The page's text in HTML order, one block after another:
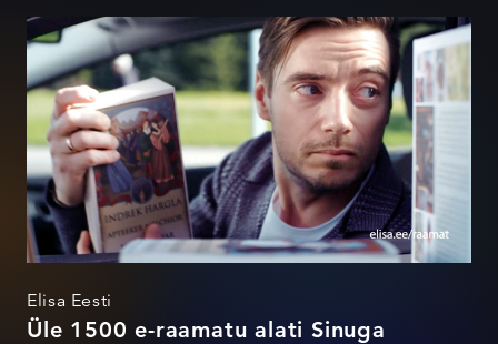
Üle 1500 e-raamatu alati
Sinuga
Elisa Eesti
Üle 1500 e-raamatu alati Sinuga